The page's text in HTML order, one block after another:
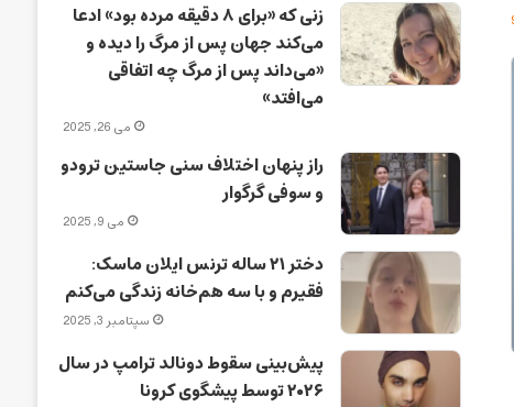
زنی که «برای ۸ دقیقه مرده بود» ادعا
می‌کند جهان پس از مرگ را دیده و
«می‌داند پس از مرگ چه اتفاقی
می‌افتد»
می 26, 2025
راز پنهان اختلاف سنی جاستین ترودو
و سوفی گرگوار
می 9, 2025
دختر ۲۱ ساله ترنس ایلان ماسک:
فقیرم و با سه هم‌خانه زندگی می‌کنم
سپتامبر 3, 2025
پیش‌بینی سقوط دونالد ترامپ در سال
۲۰۲۶ توسط پیشگوی کرونا